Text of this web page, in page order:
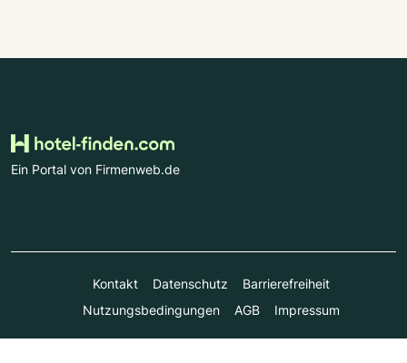
Ein Portal von Firmenweb.de
Kontakt Datenschutz
Barrierefreiheit
Nutzungsbedingungen
AGB Impressum